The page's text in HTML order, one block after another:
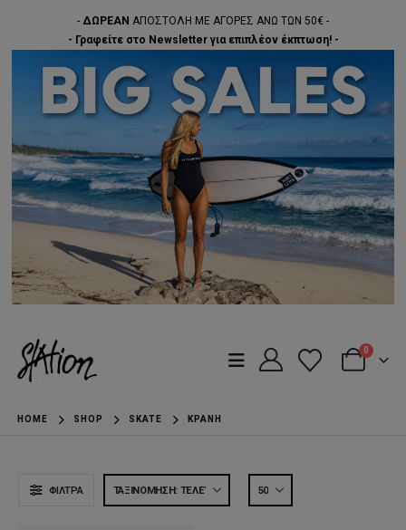
- ΔΩΡΕΑΝ ΑΠΟΣΤΟΛΗ ΜΕ ΑΓΟΡΕΣ ΑΝΩ ΤΩΝ 50€ -
- Γραφείτε στο Newsletter για επιπλέον έκπτωση! -
0
HOME SHOP SKATE ΚΡΆΝΗ
ΦΊΛΤΡΑ